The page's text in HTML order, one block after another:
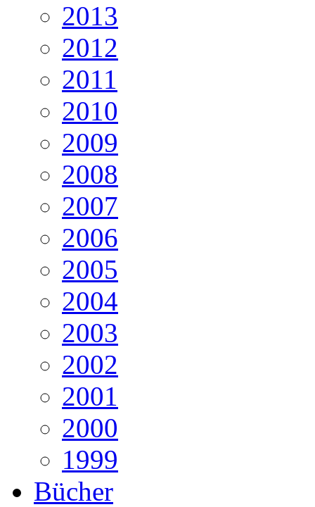
2013
2012
2011
2010
2009
2008
2007
2006
2005
2004
2003
2002
2001
2000
1999
Bücher